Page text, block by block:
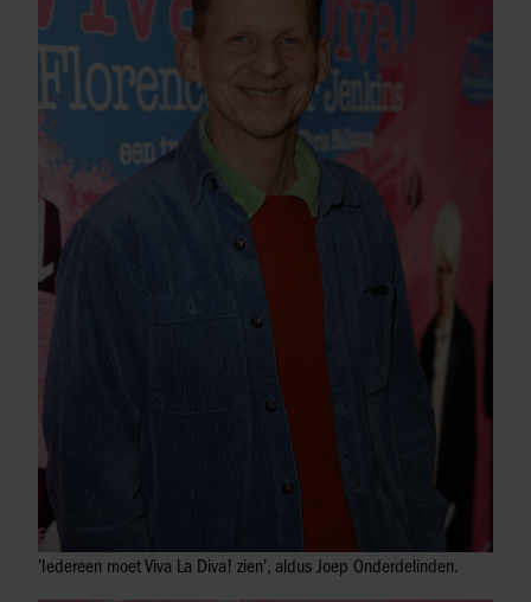
’Iedereen moet Viva La Diva! zien’, aldus Joep Onderdelinden.